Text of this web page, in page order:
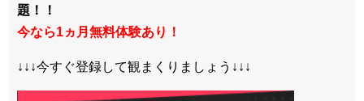
題！！
今なら1ヵ月無料体験あり！
↓↓↓今すぐ登録して観まくりましょう↓↓↓